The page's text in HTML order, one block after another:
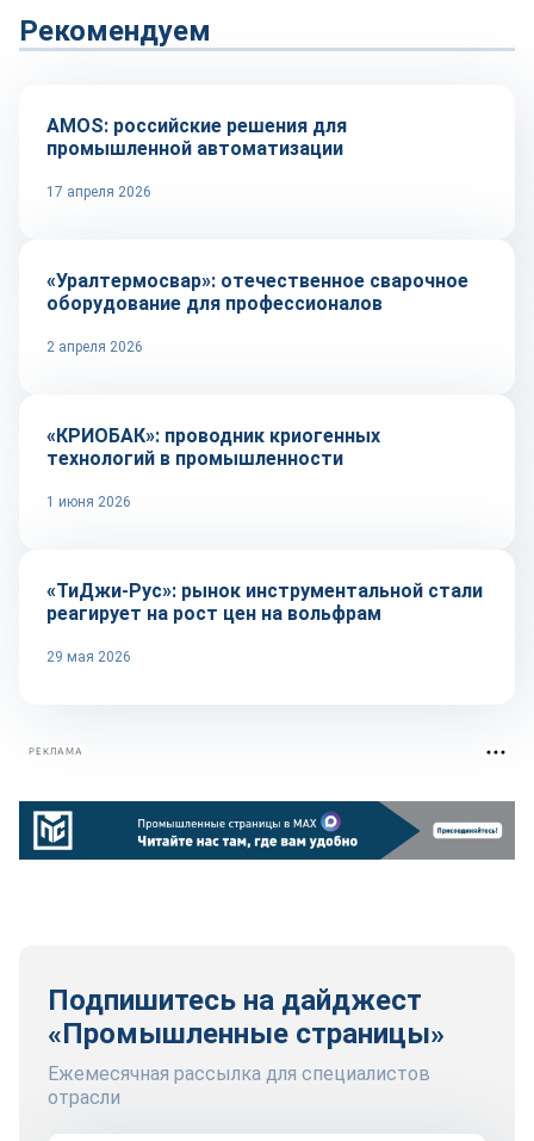
Рекомендуем
Автоматизация
AMOS: российские решения для
промышленной автоматизации
17 апреля 2026
Оборудование и инструмент
«Уралтермосвар»: отечественное сварочное
оборудование для профессионалов
2 апреля 2026
Оборудование и инструмент
«КРИОБАК»: проводник криогенных
технологий в промышленности
1 июня 2026
Сырье и материалы
«ТиДжи-Рус»: рынок инструментальной стали
реагирует на рост цен на вольфрам
29 мая 2026
РЕКЛАМА
Подпишитесь на дайджест
«Промышленные страницы»
Ежемесячная рассылка для специалистов
отрасли